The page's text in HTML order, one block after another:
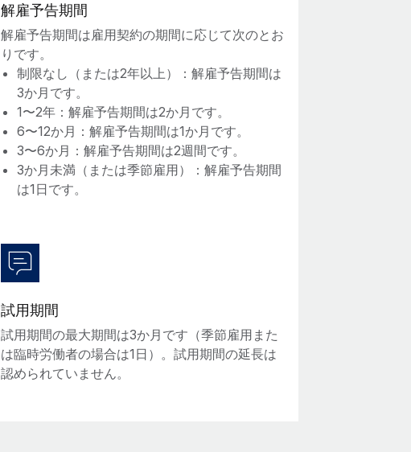
解雇予告期間
解雇予告期間は雇用契約の期間に応じて次のとお
りです。
制限なし（または2年以上）：解雇予告期間は
3か月です。
1〜2年：解雇予告期間は2か月です。
6〜12か月：解雇予告期間は1か月です。
3〜6か月：解雇予告期間は2週間です。
3か月未満（または季節雇用）：解雇予告期間
は1日です。
試用期間
試用期間の最大期間は3か月です（季節雇用また
は臨時労働者の場合は1日）。試用期間の延長は
認められていません。